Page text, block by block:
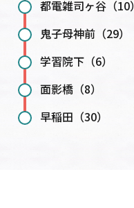
都電雑司ヶ谷（10）
鬼子母神前（29）
学習院下（6）
面影橋（8）
早稲田（30）